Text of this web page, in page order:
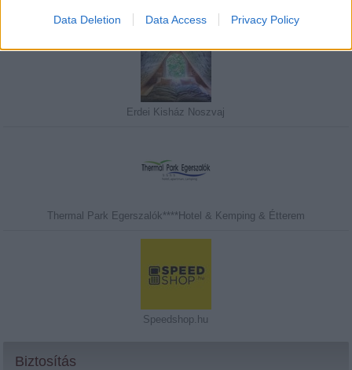
Data Deletion Data Access Privacy Policy
Erdei Kisház Noszvaj
Thermal Park Egerszalók****Hotel & Kemping & Étterem
Speedshop.hu
Biztosítás